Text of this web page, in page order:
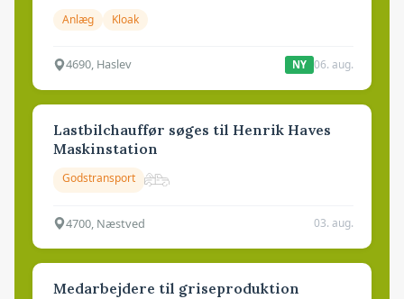
Anlæg Kloak
4690, Haslev NY 06. aug.
Lastbilchauffør søges til Henrik Haves
Maskinstation
Godstransport
4700, Næstved 03. aug.
Medarbejdere til griseproduktion